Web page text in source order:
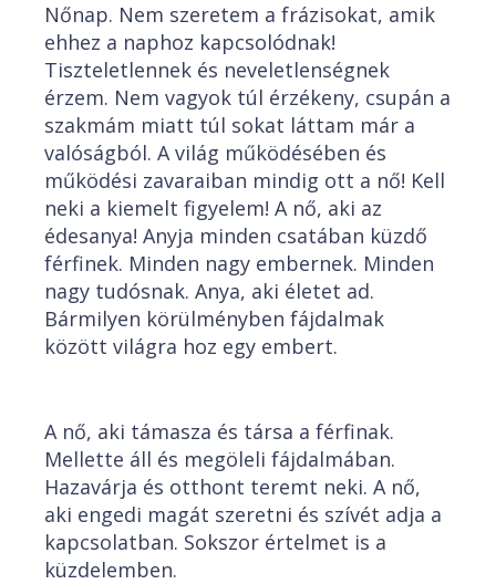
Nőnap. Nem szeretem a frázisokat, amik
ehhez a naphoz kapcsolódnak!
Tiszteletlennek és neveletlenségnek
érzem. Nem vagyok túl érzékeny, csupán a
szakmám miatt túl sokat láttam már a
valóságból. A világ működésében és
működési zavaraiban mindig ott a nő! Kell
neki a kiemelt figyelem! A nő, aki az
édesanya! Anyja minden csatában küzdő
férfinek. Minden nagy embernek. Minden
nagy tudósnak. Anya, aki életet ad.
Bármilyen körülményben fájdalmak
között világra hoz egy embert.
A nő, aki támasza és társa a férfinak.
Mellette áll és megöleli fájdalmában.
Hazavárja és otthont teremt neki. A nő,
aki engedi magát szeretni és szívét adja a
kapcsolatban. Sokszor értelmet is a
küzdelemben.